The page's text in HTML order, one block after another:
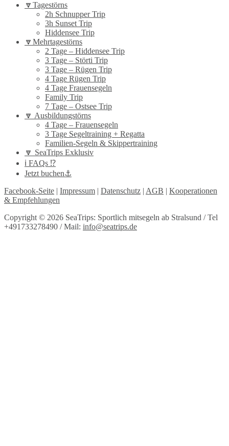
🔽Tagestörns
2h Schnupper Trip
3h Sunset Trip
Hiddensee Trip
🔽Mehrtagestörns
2 Tage – Hiddensee Trip
3 Tage – Störti Trip
3 Tage – Rügen Trip
4 Tage Rügen Trip
4 Tage Frauensegeln
Family Trip
7 Tage – Ostsee Trip
🔽 Ausbildungstörns
4 Tage – Frauensegeln
3 Tage Segeltraining + Regatta
Familien-Segeln & Skippertraining
🔽 SeaTrips Exklusiv
ℹ️ FAQs ⁉️
Jetzt buchen⚓️
Facebook-Seite | Impressum | Datenschutz | AGB | Kooperationen
& Empfehlungen
Copyright © 2026 SeaTrips: Sportlich mitsegeln ab Stralsund / Tel
+491733278490 / Mail: info@seatrips.de